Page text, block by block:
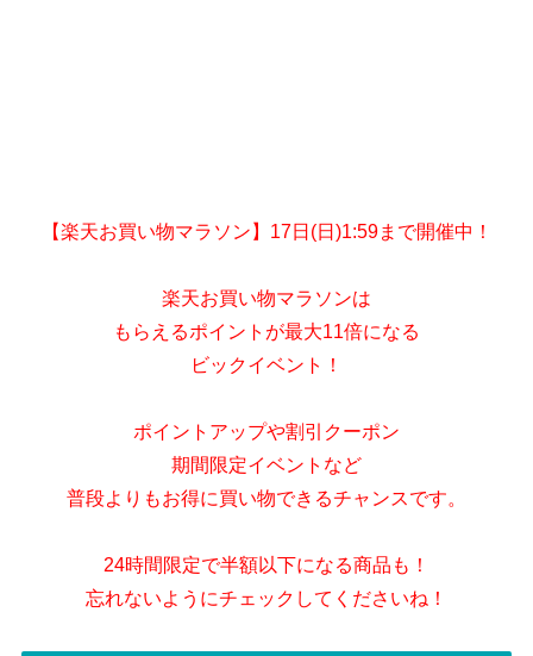
【楽天お買い物マラソン】17日(日)1:59まで開催中！
楽天お買い物マラソンは
もらえるポイントが最大11倍になる
ビックイベント！
ポイントアップや割引クーポン
期間限定イベントなど
普段よりもお得に買い物できるチャンスです。
24時間限定で半額以下になる商品も！
忘れないようにチェックしてくださいね！